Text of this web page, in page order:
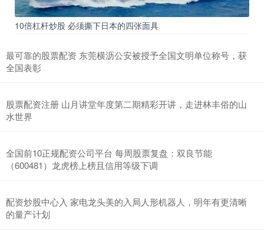
10倍杠杆炒股 必须撕下日本的四张面具
最可靠的股票配资 东莞横沥公安被授予全国文明单位称号，获
全国表彰
股票配资注册 山月讲堂年度第二期精彩开讲，走进林丰俗的山
水世界
全国前10正规配资公司平台 每周股票复盘：双良节能
（600481）龙虎榜上榜且信用等级下调
配资炒股中心入 家电龙头美的入局人形机器人，明年有更清晰
的量产计划